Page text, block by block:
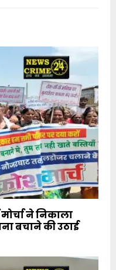
ने निकाला
बचाने की उठाई